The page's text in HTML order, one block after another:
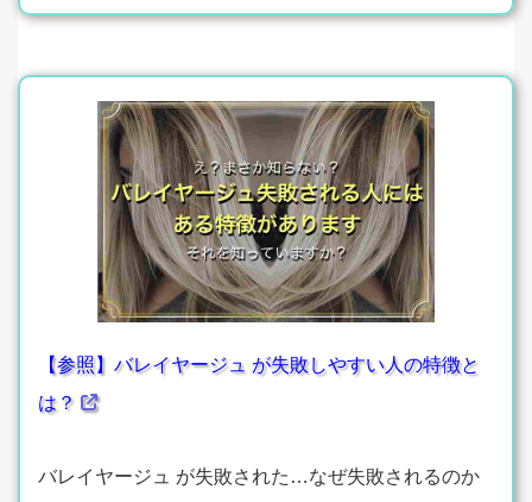
【参照】バレイヤージュ が失敗しやすい人の特徴と
は？
バレイヤージュ が失敗された…なぜ失敗されるのか